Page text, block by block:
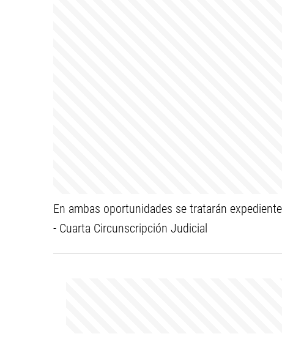
En ambas oportunidades se tratarán
- Cuarta Circunscripción Judicial